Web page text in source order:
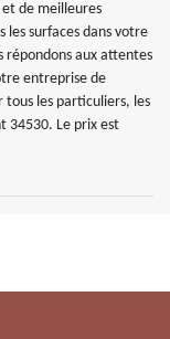
de meilleures
les surfaces dans votre
répondons aux attentes
entreprise de
tous les particuliers, les
34530. Le prix est